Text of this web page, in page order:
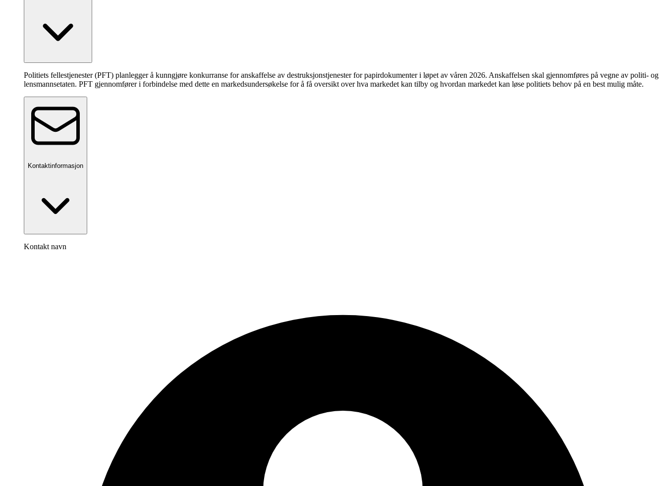
Politiets fellestjenester (PFT) planlegger å kunngjøre konkurranse for anskaffelse av destruksjonstjenester for papirdokumenter i løpet av våren 2026. Anskaffelsen skal gjennomføres på vegne av politi- og
lensmannsetaten. PFT gjennomfører i forbindelse med dette en markedsundersøkelse for å få oversikt over hva markedet kan tilby og hvordan markedet kan løse politiets behov på en best mulig måte.
Kontaktinformasjon
Kontakt navn